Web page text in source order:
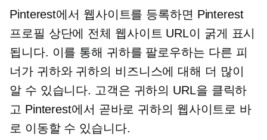
Pinterest에서 웹사이트를 등록하면 Pinterest
프로필 상단에 전체 웹사이트 URL이 굵게 표시
됩니다. 이를 통해 귀하를 팔로우하는 다른 피
너가 귀하와 귀하의 비즈니스에 대해 더 많이
알 수 있습니다. 고객은 귀하의 URL을 클릭하
고 Pinterest에서 곧바로 귀하의 웹사이트로 바
로 이동할 수 있습니다.